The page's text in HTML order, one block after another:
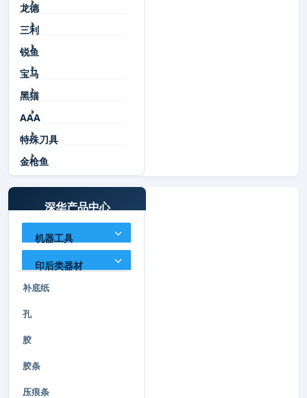
龙德
三利
锐鱼
宝马
黑猫
AAA
特殊刀具
金枪鱼
深华产品中心
机器工具
印后类器材
补底纸
孔
胶
胶条
压痕条